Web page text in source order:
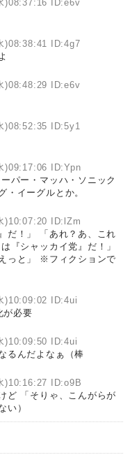
)08:37:16 ID:e6v
)08:38:41 ID:4g7
)08:48:29 ID:e6v
)08:52:35 ID:5y1
)09:17:06 ID:Ypn
パー・マッハ・ソニック
・イーグルとか。
)10:07:20 ID:lZm
だ！」 「あれ？あ、これ
『シャッカイ党』だ！」
っと」 ※フィクションで
)10:09:02 ID:4ui
が必要
)10:09:50 ID:4ui
るんだよなぁ（棒
)10:16:27 ID:o9B
ど 「そりゃ、こんがらが
い）